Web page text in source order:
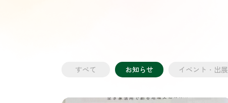
すべて お知らせ イベント・出展